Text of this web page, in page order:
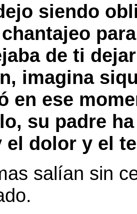
siendo
de ti
imagina
en ese
su padre
el dolor y el
salían sin